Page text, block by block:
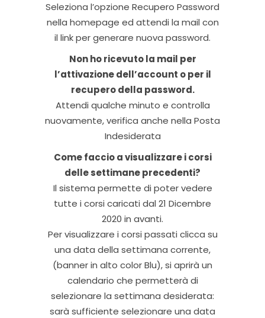
Seleziona l’opzione Recupero Password
nella homepage ed attendi la mail con
il link per generare nuova password.
Non ho ricevuto la mail per
l’attivazione dell’account o per il
recupero della password.
Attendi qualche minuto e controlla
nuovamente, verifica anche nella Posta
Indesiderata
Come faccio a visualizzare i corsi
delle settimane precedenti?
Il sistema permette di poter vedere
tutte i corsi caricati dal 21 Dicembre
2020 in avanti.
Per visualizzare i corsi passati clicca su
una data della settimana corrente,
(banner in alto color Blu), si aprirà un
calendario che permetterà di
selezionare la settimana desiderata:
sarà sufficiente selezionare una data